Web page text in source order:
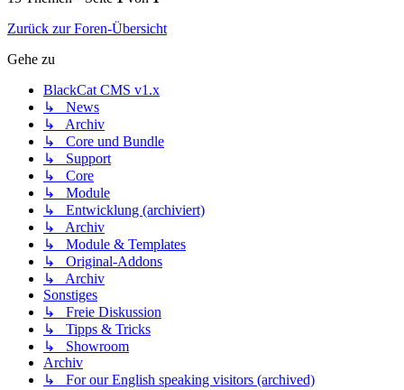
Zurück zur Foren-Übersicht
Gehe zu
BlackCat CMS v1.x
↳ News
↳ Archiv
↳ Core und Bundle
↳ Support
↳ Core
↳ Module
↳ Entwicklung (archiviert)
↳ Archiv
↳ Module & Templates
↳ Original-Addons
↳ Archiv
Sonstiges
↳ Freie Diskussion
↳ Tipps & Tricks
↳ Showroom
Archiv
↳ For our English speaking visitors (archived)